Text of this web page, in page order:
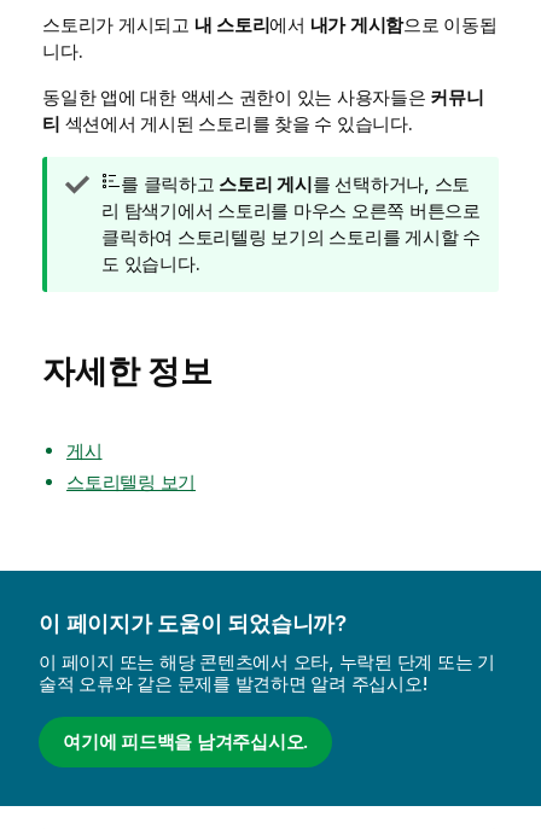
스토리가 게시되고 내 스토리에서 내가 게시함으로 이동됩
니다.
동일한 앱에 대한 액세스 권한이 있는 사용자들은 커뮤니
티 섹션에서 게시된 스토리를 찾을 수 있습니다.
팁
메
모
를 클릭하고 스토리 게시를 선택하거나, 스토
리 탐색기에서 스토리를 마우스 오른쪽 버튼으로
클릭하여 스토리텔링 보기의 스토리를 게시할 수
도 있습니다.
자세한 정보
게시
스토리텔링 보기
이 페이지가 도움이 되었습니까?
이 페이지 또는 해당 콘텐츠에서 오타, 누락된 단계 또는 기
술적 오류와 같은 문제를 발견하면 알려 주십시오!
여기에 피드백을 남겨주십시오.